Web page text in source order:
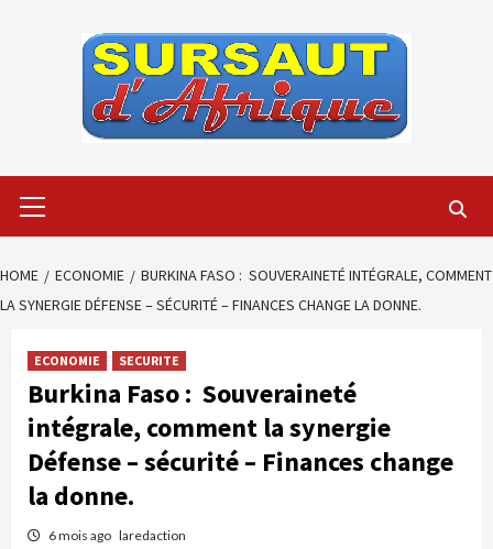
Menu
HOME ECONOMIE
BURKINA FASO : SOUVERAINETÉ INTÉGRALE, COMMENT
LA SYNERGIE DÉFENSE – SÉCURITÉ – FINANCES CHANGE LA DONNE.
ECONOMIE SECURITE
Burkina Faso : Souveraineté
intégrale, comment la synergie
Défense – sécurité – Finances change
la donne.
6 mois ago laredaction